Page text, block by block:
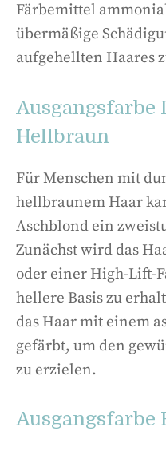
Färbemittel
übermäßige
aufgehellten Haares
Ausgangsfarbe
Hellbraun
Für Menschen mit
hellbraunem Haar
Aschblond ein
Zunächst wird das
oder einer High-Lift-
hellere Basis zu
das Haar mit einem
gefärbt, um den
zu erzielen.
Ausgangsfarbe